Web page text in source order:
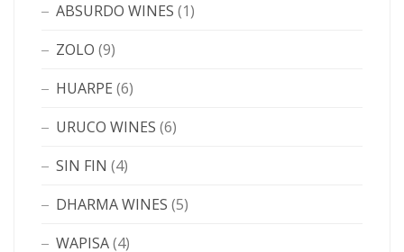
ABSURDO WINES (1)
ZOLO (9)
HUARPE (6)
URUCO WINES (6)
SIN FIN (4)
DHARMA WINES (5)
WAPISA(4)